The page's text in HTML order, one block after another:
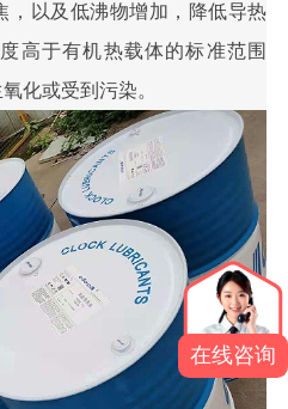
，以及低沸物增加，降低导热
高于有机热载体的标准范围
化或受到污染。
在线咨询